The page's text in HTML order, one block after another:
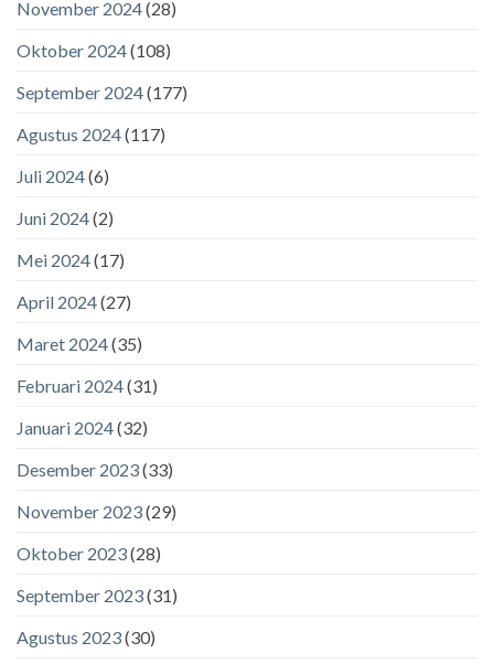
November 2024(28)
Oktober 2024(108)
September 2024(177)
Agustus 2024(117)
Juli 2024(6)
Juni 2024(2)
Mei 2024(17)
April 2024(27)
Maret 2024(35)
Februari 2024(31)
Januari 2024(32)
Desember 2023(33)
November 2023(29)
Oktober 2023(28)
September 2023(31)
Agustus 2023(30)